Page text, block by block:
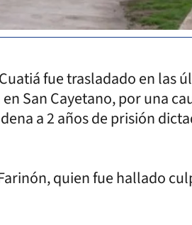
fue trasladado en las
San Cayetano, por una
a 2 años de prisión
quien fue hallado